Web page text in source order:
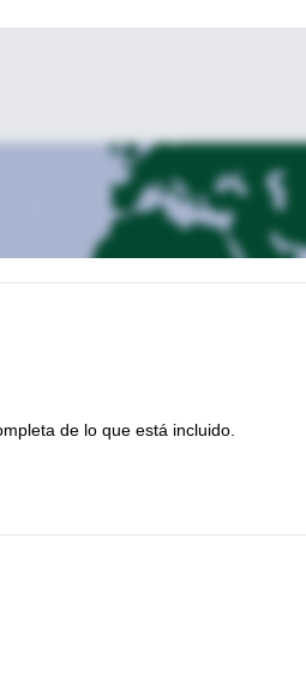
de lo que está incluido.